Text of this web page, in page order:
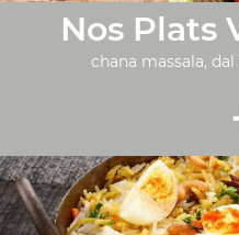
Nos Plats
chana massala, dal